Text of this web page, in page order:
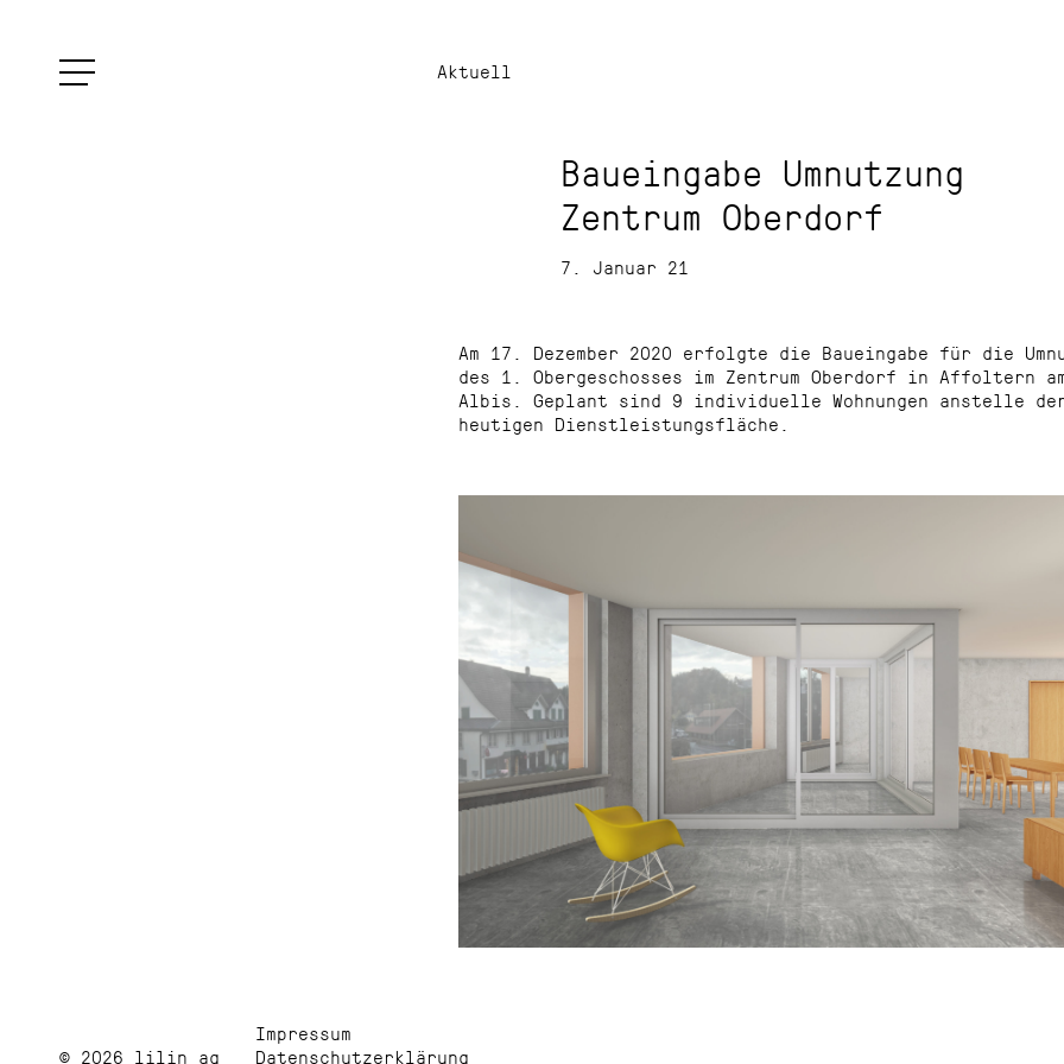
Aktuell
Baueingabe Umnutzung
Zentrum Oberdorf
7. Januar 21
Am 17. Dezember 2020 erfolgte die Baueingabe für die
des 1. Obergeschosses im Zentrum Oberdorf in Affoltern
Albis. Geplant sind 9 individuelle Wohnungen anstelle
heutigen Dienstleistungsfläche.
© 2026 lilin ag
Impressum
Datenschutzerklärung